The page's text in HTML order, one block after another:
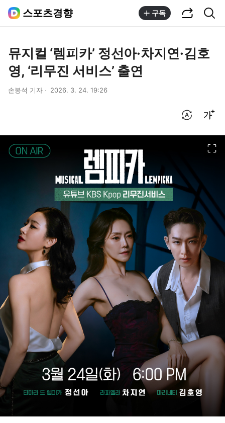
스포츠경향 구독
뮤지컬 ‘렘피카’ 정선아·차지연·김호
영, ‘리무진 서비스’ 출연
손봉석 기자 2026. 3. 24. 19:26